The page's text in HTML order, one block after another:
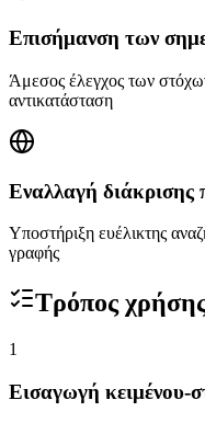
Επισήμανση των
Άμεσος έλεγχος των
αντικατάσταση
Εναλλαγή διάκρισης
Υποστήριξη ευέλικτης
γραφής
Τρόπος
1
Εισαγωγή κειμένου-